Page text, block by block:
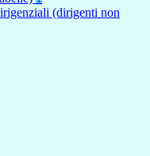
(dirigenti non